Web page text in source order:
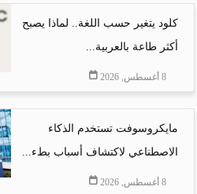
كلود يتغير حسب اللغة.. لماذا يصبح
أكثر طاعة بالعربية...
8 أغسطس, 2026
مايكروسوفت تستخدم الذكاء
الاصطناعي لاكتشاف أسباب بطء...
8 أغسطس, 2026